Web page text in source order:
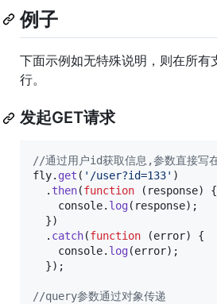
例子
下面示例如无特殊说明，则在所有
行。
发起GET请求
//通过用户id获取信息,参数直接写
fly. get ( '/user?id=133' )
. then(function ( response)
{
console. log( response) ;
})
. catch(function (error)
{
console. log(error) ;
}) ;
//query参数通过对象传递